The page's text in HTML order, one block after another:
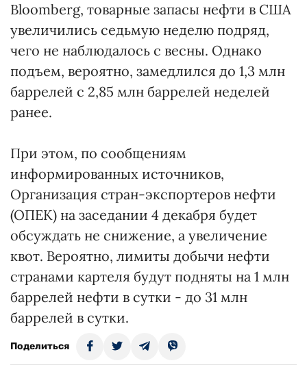
Bloomberg, товарные запасы нефти в США
увеличились седьмую неделю подряд,
чего не наблюдалось с весны. Однако
подъем, вероятно, замедлился до 1,3 млн
баррелей с 2,85 млн баррелей неделей
ранее.
При этом, по сообщениям
информированных источников,
Организация стран-экспортеров нефти
(ОПЕК) на заседании 4 декабря будет
обсуждать не снижение, а увеличение
квот. Вероятно, лимиты добычи нефти
странами картеля будут подняты на 1 млн
баррелей нефти в сутки - до 31 млн
баррелей в сутки.
Поделиться